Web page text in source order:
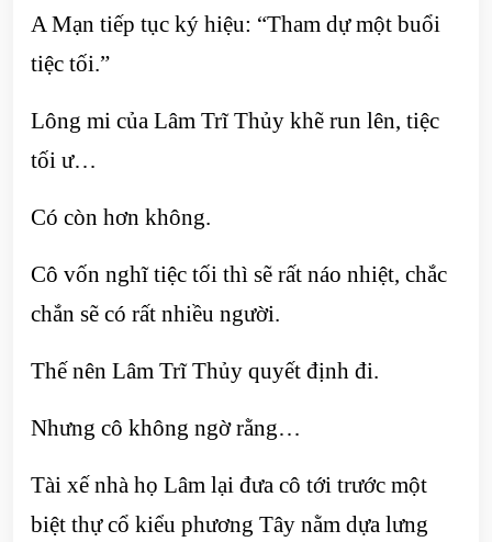
A Mạn tiếp tục ký hiệu: “Tham dự một buổi
tiệc tối.”
Lông mi của Lâm Trĩ Thủy khẽ run lên, tiệc
tối ư…
Có còn hơn không.
Cô vốn nghĩ tiệc tối thì sẽ rất náo nhiệt, chắc
chắn sẽ có rất nhiều người.
Thế nên Lâm Trĩ Thủy quyết định đi.
Nhưng cô không ngờ rằng…
Tài xế nhà họ Lâm lại đưa cô tới trước một
biệt thự cổ kiểu phương Tây nằm dựa lưng